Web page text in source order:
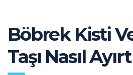
Böbrek Kisti
Taşı Nasıl